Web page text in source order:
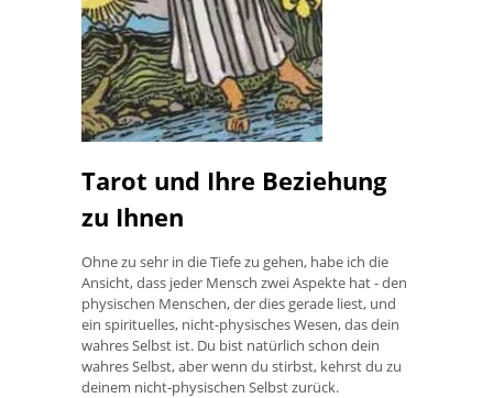
Tarot und Ihre Beziehung
zu Ihnen
Ohne zu sehr in die Tiefe zu gehen, habe ich die
Ansicht, dass jeder Mensch zwei Aspekte hat - den
physischen Menschen, der dies gerade liest, und
ein spirituelles, nicht-physisches Wesen, das dein
wahres Selbst ist. Du bist natürlich schon dein
wahres Selbst, aber wenn du stirbst, kehrst du zu
deinem nicht-physischen Selbst zurück.